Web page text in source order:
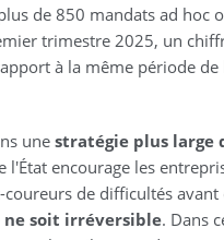
de 850 mandats ad hoc
trimestre 2025, un
à la même période de
une stratégie plus large
l'État encourage les
coureurs de difficultés avant
soit irréversible. Dans